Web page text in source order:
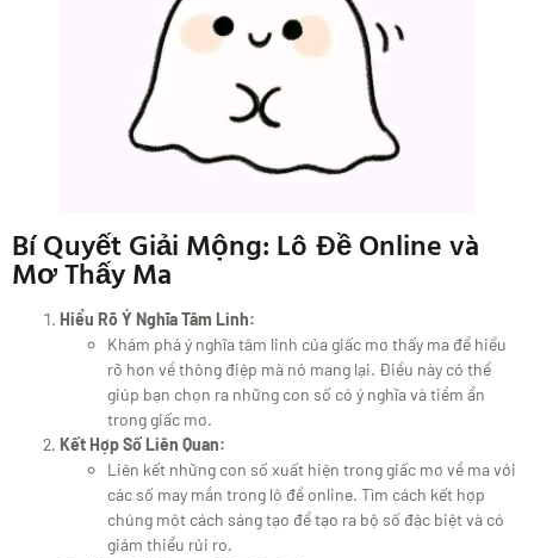
Bí Quyết Giải Mộng: Lô Đề Online và
Mơ Thấy Ma
Hiểu Rõ Ý Nghĩa Tâm Linh:
Khám phá ý nghĩa tâm linh của giấc mơ thấy ma để hiểu
rõ hơn về thông điệp mà nó mang lại. Điều này có thể
giúp bạn chọn ra những con số có ý nghĩa và tiềm ẩn
trong giấc mơ.
Kết Hợp Số Liên Quan:
Liên kết những con số xuất hiện trong giấc mơ về ma với
các số may mắn trong lô đề online. Tìm cách kết hợp
chúng một cách sáng tạo để tạo ra bộ số đặc biệt và có
giảm thiểu rủi ro.